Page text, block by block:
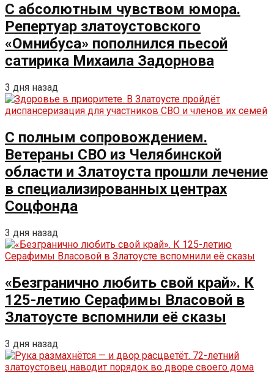
С абсолютным чувством юмора.
Репертуар златоустовского
«Омнибуса» пополнился пьесой
сатирика Михаила Задорнова
3 дня назад
С полным сопровождением.
Ветераны СВО из Челябинской
области и Златоуста прошли лечение
в специализированных центрах
Соцфонда
3 дня назад
«Безгранично любить свой край». К
125-летию Серафимы Власовой в
Златоусте вспомнили её сказы
3 дня назад